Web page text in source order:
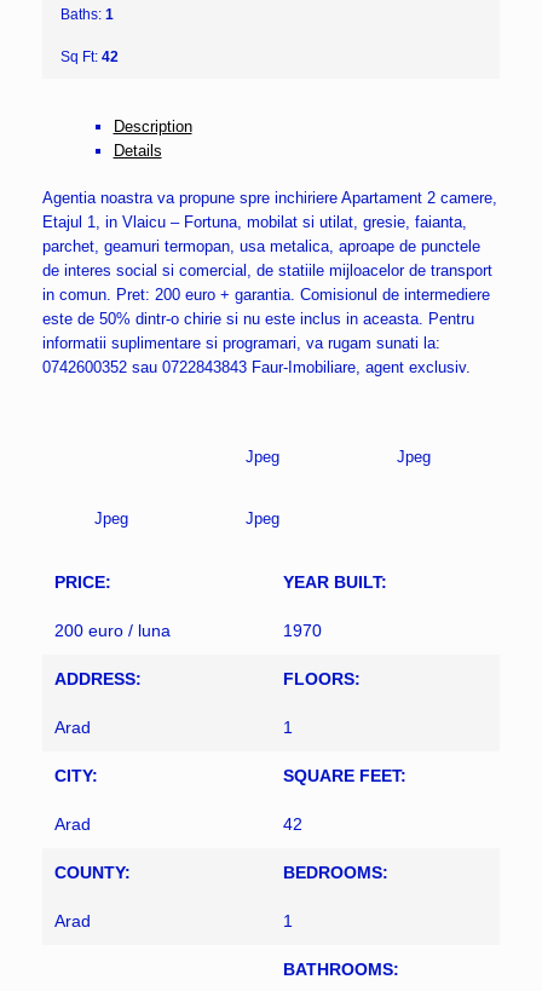
Baths: 1
Sq Ft: 42
Description
Details
Agentia noastra va propune spre inchiriere Apartament 2 camere,
Etajul 1, in Vlaicu – Fortuna, mobilat si utilat, gresie, faianta,
parchet, geamuri termopan, usa metalica, aproape de punctele
de interes social si comercial, de statiile mijloacelor de transport
in comun. Pret: 200 euro + garantia. Comisionul de intermediere
este de 50% dintr-o chirie si nu este inclus in aceasta. Pentru
informatii suplimentare si programari, va rugam sunati la:
0742600352 sau 0722843843 Faur-Imobiliare, agent exclusiv.
Jpeg Jpeg
Jpeg Jpeg
PRICE:
200 euro / luna
ADDRESS:
Arad
CITY:
Arad
COUNTY:
Arad
YEAR BUILT:
1970
FLOORS:
1
SQUARE FEET:
42
BEDROOMS:
1
BATHROOMS: